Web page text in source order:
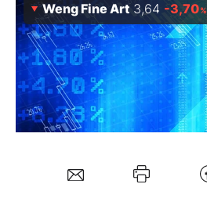
BO-Musterdepots
Experten
Mein B:O
Weng Fine Art 3,64 -3,70%